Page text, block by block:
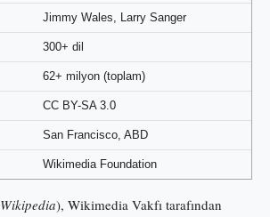
Jimmy Wales, Larry Sanger
300+ dil
62+ milyon (toplam)
CC BY-SA 3.0
San Francisco, ABD
Wikimedia Foundation
Wikipedia), Wikimedia Vakfı tarafından